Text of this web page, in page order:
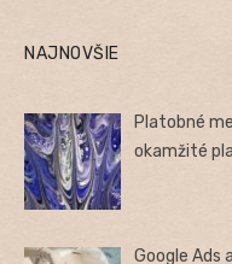
NAJNOVŠIE
Platobné
okamžité
Google Ads